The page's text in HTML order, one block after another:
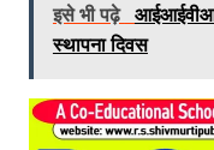
इसे भी पढ़े
स्थापना दिवस